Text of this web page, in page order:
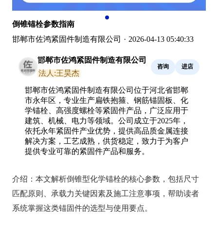
倒锥锚栓参数指南
邯郸市佐鸿紧固件制造有限公司 · 2026-04-13 05:40:33
邯郸市佐鸿紧固件制造有限公司
法人:王昊杰
咨询 进店
邯郸市佐鸿紧固件制造有限公司位于河北省邯郸
市永年区，专业生产扁铁抱箍、钢筋锚固板、化
学锚栓、高强度螺栓等紧固件产品，广泛应用于
建筑、机械、电力等领域。公司成立于2025年，
依托永年紧固件产业优势，提供高品质金属连接
解决方案，工艺成熟，供货稳定，致力于为客户
提供专业可靠的紧固件产品和服务。
介绍： 本文解析倒锥型化学锚栓的核心参数，包括尺寸
匹配原则、承载力关键因素及施工注意事项，帮助读者
系统掌握这类锚固件的选型与使用要点。